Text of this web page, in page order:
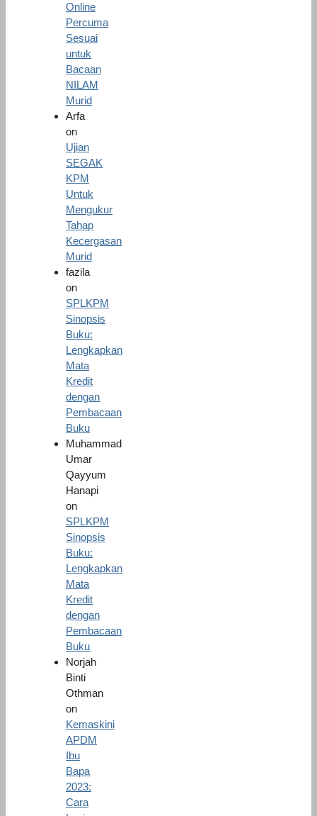
Online
Percuma
Sesuai
untuk
Bacaan
NILAM
Murid
Arfa
on
Ujian
SEGAK
KPM
Untuk
Mengukur
Tahap
Kecergasan
Murid
fazila
on
SPLKPM
Sinopsis
Buku:
Lengkapkan
Mata
Kredit
dengan
Pembacaan
Buku
Muhammad
Umar
Qayyum
Hanapi
on
SPLKPM
Sinopsis
Buku:
Lengkapkan
Mata
Kredit
dengan
Pembacaan
Buku
Norjah
Binti
Othman
on
Kemaskini
APDM
Ibu
Bapa
2023:
Cara